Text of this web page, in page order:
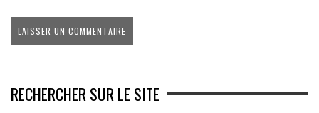
RECHERCHER SUR LE SITE